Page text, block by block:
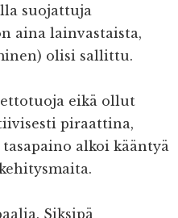
suojattuja
aina lainvastaista,
olisi sallittu.
eikä ollut
piraattina,
alkoi kääntyä
Siksipä